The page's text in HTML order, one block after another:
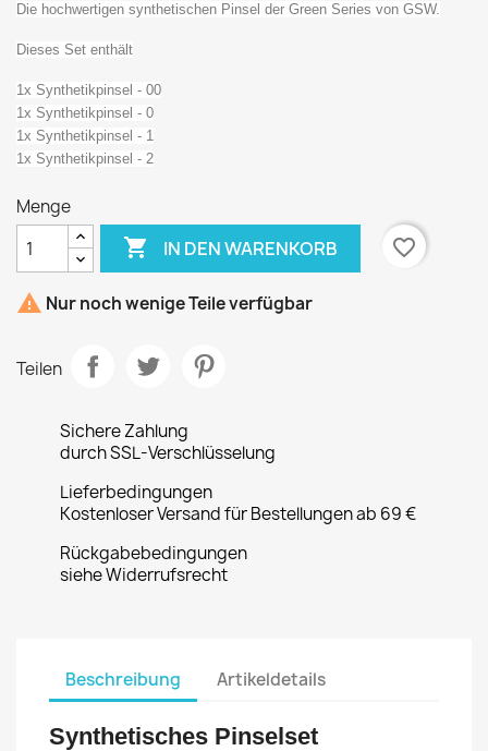
Die hochwertigen synthetischen Pinsel der Green Series von GSW.
Dieses Set enthält
1x Synthetikpinsel - 00
1x Synthetikpinsel - 0
1x Synthetikpinsel - 1
1x Synthetikpinsel - 2
Menge
 IN DEN WARENKORB favorite_border
 Nur noch wenige Teile verfügbar
Teilen
Sichere Zahlung
durch SSL-Verschlüsselung
Lieferbedingungen
Kostenloser Versand für Bestellungen ab 69 €
Rückgabebedingungen
siehe Widerrufsrecht
Beschreibung Artikeldetails
Synthetisches Pinselset